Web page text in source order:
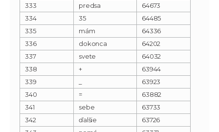
333
predsa
64673
334
35
64485
335
mám
64336
336
dokonca
64202
337
svete
64032
338
+
63944
339
63923
340
=
63882
341
sebe
63733
342
ďalšie
63726